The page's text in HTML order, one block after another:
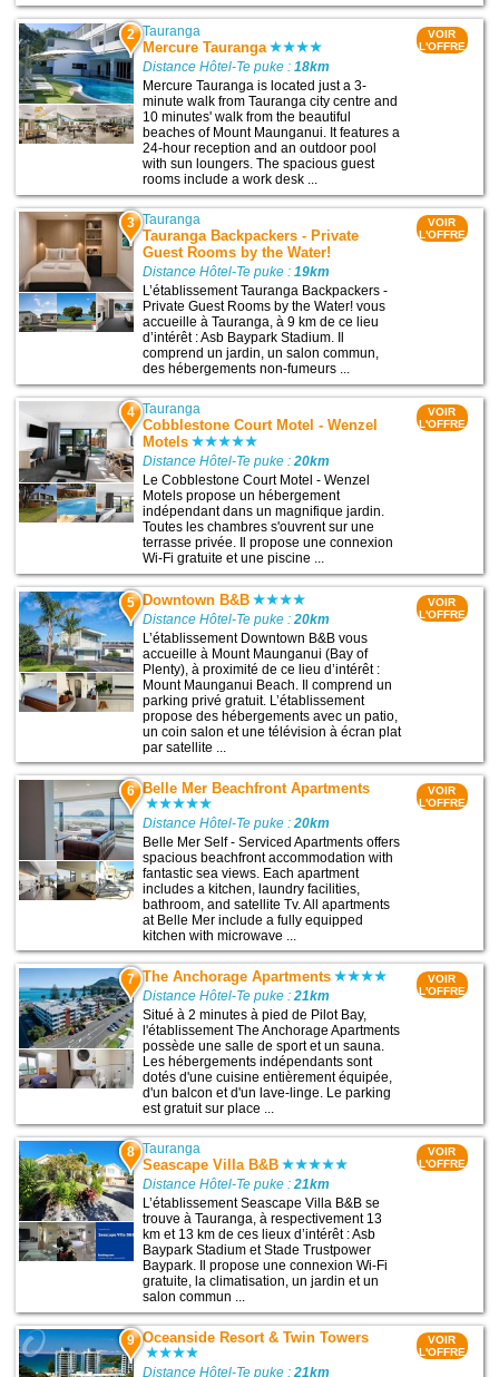
2 Tauranga
Mercure Tauranga
Distance Hôtel-Te puke :18km
Mercure Tauranga is located just a 3-
minute walk from Tauranga city centre and
10 minutes' walk from the beautiful
beaches of Mount Maunganui. It features a
24-hour reception and an outdoor pool
with sun loungers. The spacious guest
rooms include a work desk ...
VOIR
L'OFFRE
3 Tauranga
Tauranga Backpackers - Private
Guest Rooms by the Water!
Distance Hôtel-Te puke :19km
L’établissement Tauranga Backpackers -
Private Guest Rooms by the Water! vous
accueille à Tauranga, à 9 km de ce lieu
d’intérêt : Asb Baypark Stadium. Il
comprend un jardin, un salon commun,
des hébergements non-fumeurs ...
VOIR
L'OFFRE
4 Tauranga
Cobblestone Court Motel - Wenzel
Motels
Distance Hôtel-Te puke :20km
Le Cobblestone Court Motel - Wenzel
Motels propose un hébergement
indépendant dans un magnifique jardin.
Toutes les chambres s'ouvrent sur une
terrasse privée. Il propose une connexion
Wi-Fi gratuite et une piscine ...
VOIR
L'OFFRE
5 Downtown B&B
Distance Hôtel-Te puke :20km
L’établissement Downtown B&B vous
accueille à Mount Maunganui (Bay of
Plenty), à proximité de ce lieu d’intérêt :
Mount Maunganui Beach. Il comprend un
parking privé gratuit. L’établissement
propose des hébergements avec un patio,
un coin salon et une télévision à écran plat
par satellite ...
VOIR
L'OFFRE
6 Belle Mer Beachfront Apartments
Distance Hôtel-Te puke :20km
Belle Mer Self - Serviced Apartments offers
spacious beachfront accommodation with
fantastic sea views. Each apartment
includes a kitchen, laundry facilities,
bathroom, and satellite Tv. All apartments
at Belle Mer include a fully equipped
kitchen with microwave ...
VOIR
L'OFFRE
7 The Anchorage Apartments
Distance Hôtel-Te puke :21km
Situé à 2 minutes à pied de Pilot Bay,
l'établissement The Anchorage Apartments
possède une salle de sport et un sauna.
Les hébergements indépendants sont
dotés d'une cuisine entièrement équipée,
d'un balcon et d'un lave-linge. Le parking
est gratuit sur place ...
VOIR
L'OFFRE
8 Tauranga
Seascape Villa B&B
Distance Hôtel-Te puke :21km
L’établissement Seascape Villa B&B se
trouve à Tauranga, à respectivement 13
km et 13 km de ces lieux d’intérêt : Asb
Baypark Stadium et Stade Trustpower
Baypark. Il propose une connexion Wi-Fi
gratuite, la climatisation, un jardin et un
salon commun ...
VOIR
L'OFFRE
9 Oceanside Resort & Twin Towers
Distance Hôtel-Te puke :21km
VOIR
L'OFFRE